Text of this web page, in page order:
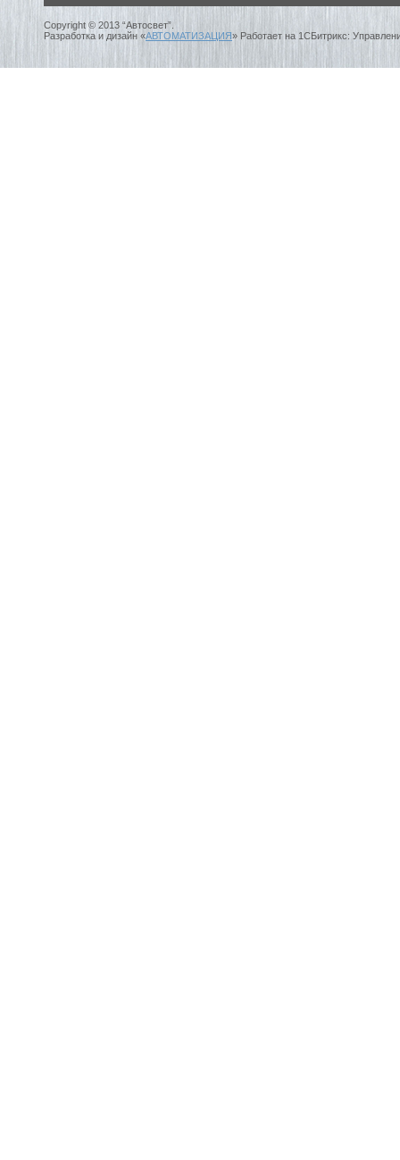
Copyright © 2013 “Автосвет”.
Разработка и дизайн «АВТОМАТИЗАЦИЯ» Работает на 1СБитрикс: